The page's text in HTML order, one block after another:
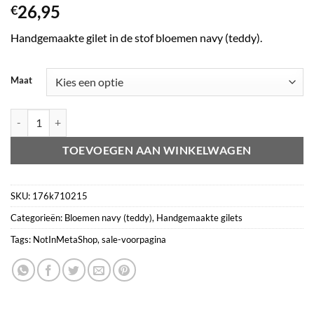
€26,95
Handgemaakte gilet in de stof bloemen navy (teddy).
Maat
TOEVOEGEN AAN WINKELWAGEN
SKU: 176k710215
Categorieën: Bloemen navy (teddy), Handgemaakte gilets
Tags: NotInMetaShop, sale-voorpagina